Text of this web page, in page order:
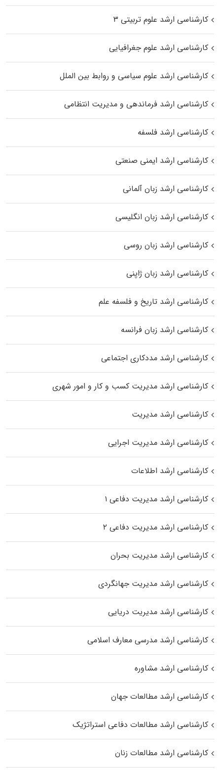
کارشناسی ارشد علوم تربیتی ۳
کارشناسی ارشد علوم جغرافیایی
کارشناسی ارشد علوم سیاسی و روابط بین الملل
کارشناسی ارشد فرماندهی و مدیریت انتظامی
کارشناسی ارشد فلسفه
کارشناسی ارشد ایمنی صنعتی
کارشناسی ارشد زبان آلمانی
کارشناسی ارشد زبان انگلیسی
کارشناسی ارشد زبان روسی
کارشناسی ارشد زبان ژاپنی
کارشناسی ارشد تاریخ و فلسفه علم
کارشناسی ارشد زبان فرانسه
کارشناسی ارشد مددکاری اجتماعی
کارشناسی ارشد مدیریت کسب و کار و امور شهری
کارشناسی ارشد مدیریت
کارشناسی ارشد مدیریت اجرایی
کارشناسی ارشد اطلاعات
کارشناسی ارشد مدیریت دفاعی ۱
کارشناسی ارشد مدیریت دفاعی ۲
کارشناسی ارشد مدیریت بحران
کارشناسی ارشد مدیریت جهانگردی
کارشناسی ارشد مدیریت دریایی
کارشناسی ارشد مدرسی معارف اسلامی
کارشناسی ارشد مشاوره
کارشناسی ارشد مطالعات جهان
کارشناسی ارشد مطالعات دفاعی استراتژیک
کارشناسی ارشد مطالعات زنان